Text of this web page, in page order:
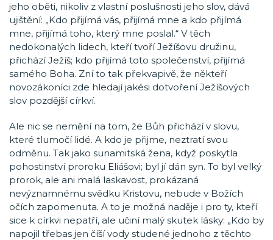
jeho oběti, nikoliv z vlastní poslušnosti jeho slov, dává
ujištění: „Kdo přijímá vás, přijímá mne a kdo přijímá
mne, přijímá toho, který mne poslal.“ V těch
nedokonalých lidech, kteří tvoří Ježíšovu družinu,
přichází Ježíš; kdo přijímá toto společenství, přijímá
samého Boha. Zní to tak překvapivě, že někteří
novozákoníci zde hledají jakési dotvoření Ježíšových
slov pozdější církví.
Ale nic se nemění na tom, že Bůh přichází v slovu,
které tlumočí lidé. A kdo je přijme, neztratí svou
odměnu. Tak jako sunamitská žena, když poskytla
pohostinství proroku Eliášovi; byl jí dán syn. To byl velký
prorok, ale ani malá laskavost, prokázaná
nevýznamnému svědku Kristovu, nebude v Božích
očích zapomenuta. A to je možná naděje i pro ty, kteří
sice k církvi nepatří, ale učiní malý skutek lásky: „Kdo by
napojil třebas jen číší vody studené jednoho z těchto